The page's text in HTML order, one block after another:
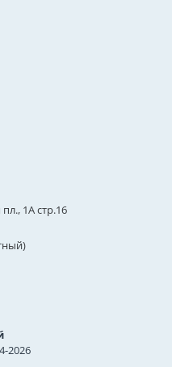
1А стр.16
2026